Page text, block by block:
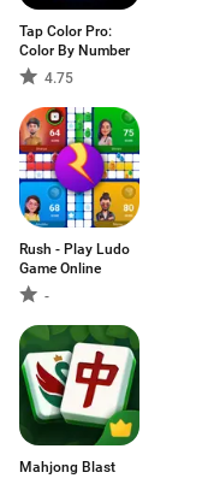
Tap Color Pro:
Color By Number
4.75
Rush - Play Ludo
Game Online
-
Mahjong Blast